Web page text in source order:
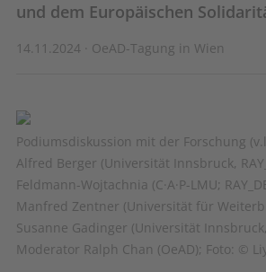
und dem Europäischen
14.11.2024 · OeAD-Tagung in Wien
Podiumsdiskussion mit der Forschung
Alfred Berger (Universität Innsbruck,
Feldmann-Wojtachnia (C·A·P-LMU;
Manfred Zentner (Universität für
Susanne Gadinger (Universität Innsbruck,
Moderator Ralph Chan (OeAD); Foto: ©